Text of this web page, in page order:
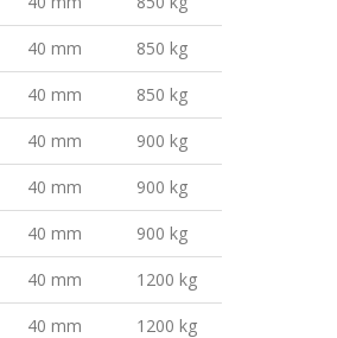
40 mm 850 kg
40 mm 850 kg
40 mm 900 kg
40 mm 900 kg
40 mm 900 kg
40 mm 1200 kg
40 mm 1200 kg